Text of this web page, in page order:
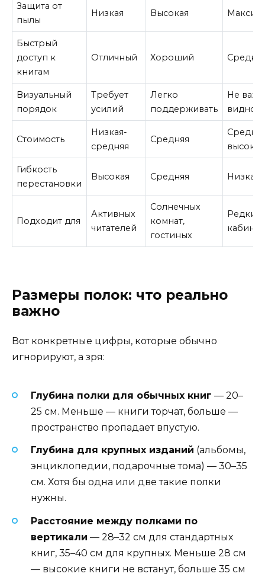
Защита от
пылы
Низкая Высокая
Быстрый
доступ к
книгам
Отличный Хороший
Визуальный
порядок
Требует
усилий
Легко
поддерживать
Не
видно)
Стоимость
Низкая-
средняя
Средняя
высокая
Гибкость
перестановки
Высокая Средняя Низкая
Подходит для
Активных
читателей
Солнечных
комнат,
гостиных
Редких
Размеры полок: что реально
важно
Вот конкретные цифры, которые обычно
игнорируют, а зря:
Глубина полки для обычных книг — 20–
25 см. Меньше — книги торчат, больше —
пространство пропадает впустую.
Глубина для крупных изданий (альбомы,
энциклопедии, подарочные тома) — 30–35
см. Хотя бы одна или две такие полки
нужны.
Расстояние между полками по
вертикали — 28–32 см для стандартных
книг, 35–40 см для крупных. Меньше 28 см
— высокие книги не встанут, больше 35 см